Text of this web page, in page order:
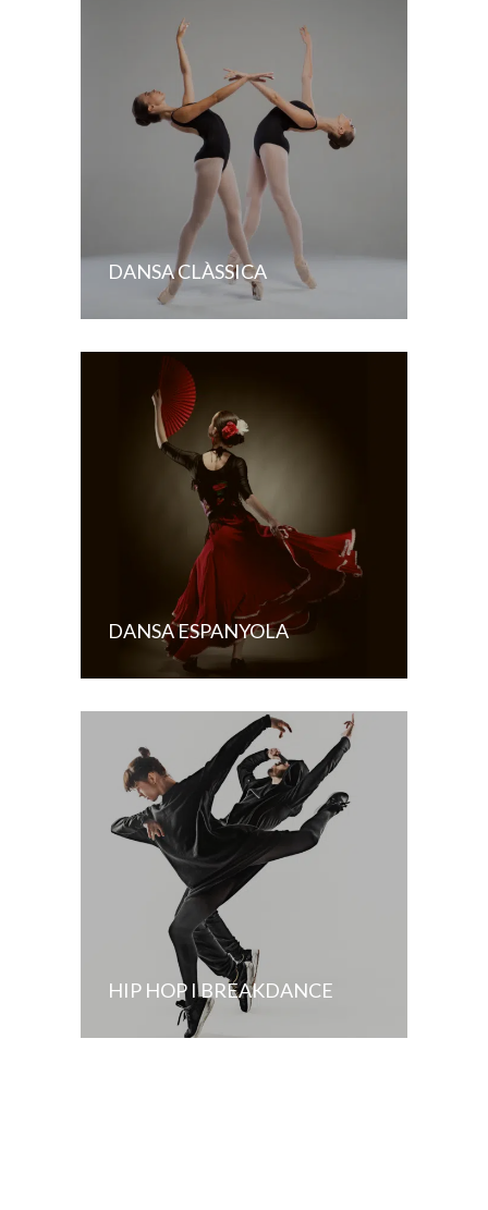
DANSA CLÀSSICA
DANSA ESPANYOLA
HIP HOP I BREAKDANCE